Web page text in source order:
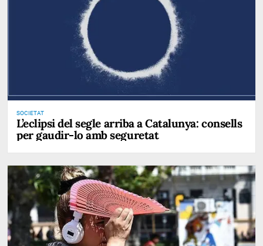
SOCIETAT
L’eclipsi del segle arriba a Catalunya: consells
per gaudir-lo amb seguretat